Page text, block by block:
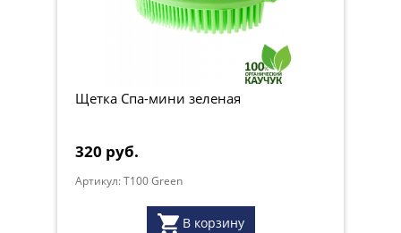
Щетка Спа-мини зеленая
320 руб.
Артикул: T100 Green
В корзину